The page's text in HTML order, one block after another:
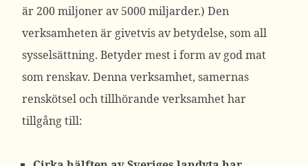
är 200 miljoner av 5000 miljarder.) Den
verksamheten är givetvis av betydelse, som all
sysselsättning. Betyder mest i form av god mat
som renskav. Denna verksamhet, samernas
renskötsel och tillhörande verksamhet har
tillgång till: